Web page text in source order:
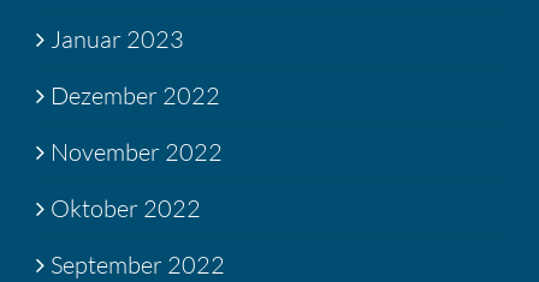
Januar 2023
Dezember 2022
November 2022
Oktober 2022
September 2022